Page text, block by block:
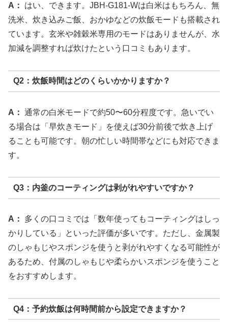
A：
はい、できます。JBH-G181-Wは白米はもちろん、無
洗米、炊き込みご飯、おかゆなどの炊飯モードも搭載され
ています。玄米や雑穀米専用のモードはありませんが、水
加減を調整すれば炊けたという口コミもあります。
Q2：炊飯時間はどのくらいかかりますか？
A： 通常の白米モードで約50〜60分程度です。急いでい
る場合は「早炊きモード」を使えば30分前後で炊き上げ
ることも可能です。朝の忙しい時間帯などにも対応できま
す。
Q3：内釜のコーティングは剥がれやすいですか？
A：
多くの口コミでは「数年使ってもコーティングはしっ
かりしている」といった評価が多いです。ただし、金属製
のしゃもじやスポンジを使うと剥がれやすくなる可能性が
あるため、付属のしゃもじや柔らかいスポンジを使うこと
をおすすめします。
Q4：予約炊飯は何時間前から設定できますか？